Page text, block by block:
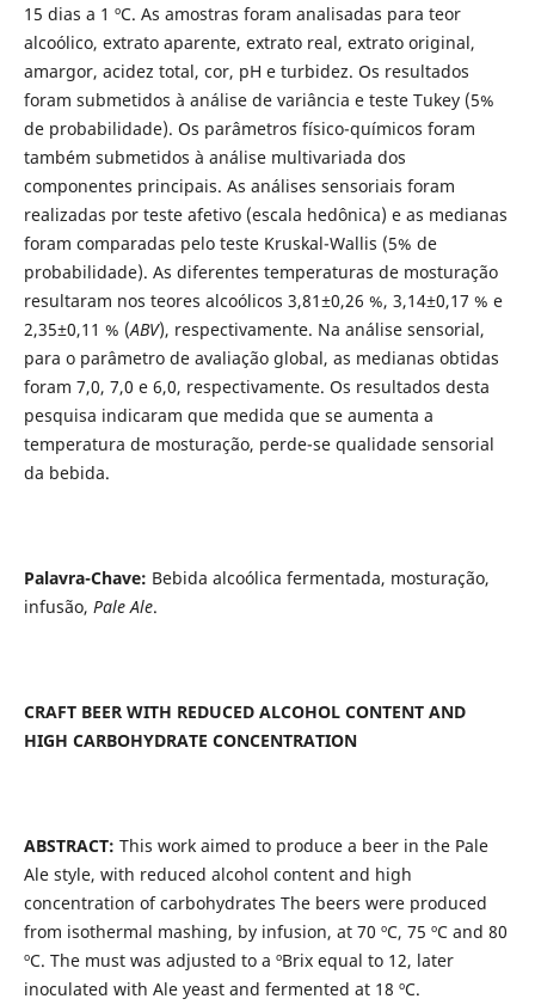
15 dias a 1 ºC. As amostras foram analisadas para teor
alcoólico, extrato aparente, extrato real, extrato original,
amargor, acidez total, cor, pH e turbidez. Os resultados
foram submetidos à análise de variância e teste Tukey (5%
de probabilidade). Os parâmetros físico-químicos foram
também submetidos à análise multivariada dos
componentes principais. As análises sensoriais foram
realizadas por teste afetivo (escala hedônica) e as medianas
foram comparadas pelo teste Kruskal-Wallis (5% de
probabilidade). As diferentes temperaturas de mosturação
resultaram nos teores alcoólicos 3,81±0,26 %, 3,14±0,17 % e
2,35±0,11 % (ABV), respectivamente. Na análise sensorial,
para o parâmetro de avaliação global, as medianas obtidas
foram 7,0, 7,0 e 6,0, respectivamente. Os resultados desta
pesquisa indicaram que medida que se aumenta a
temperatura de mosturação, perde-se qualidade sensorial
da bebida.
Palavra-Chave: Bebida alcoólica fermentada, mosturação,
infusão, Pale Ale.
CRAFT BEER WITH REDUCED ALCOHOL CONTENT AND
HIGH CARBOHYDRATE CONCENTRATION
ABSTRACT: This work aimed to produce a beer in the Pale
Ale style, with reduced alcohol content and high
concentration of carbohydrates The beers were produced
from isothermal mashing, by infusion, at 70 ºC, 75 ºC and 80
ºC. The must was adjusted to a ºBrix equal to 12, later
inoculated with Ale yeast and fermented at 18 ºC.